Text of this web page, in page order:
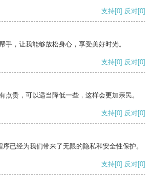
支持[0] 反对[0]
手，让我能够放松身心，享受美好时光。
支持[0] 反对[0]
点贵，可以适当降低一些，这样会更加亲民。
支持[0] 反对[0]
已经为我们带来了无限的隐私和安全性保护。
支持[0] 反对[0]